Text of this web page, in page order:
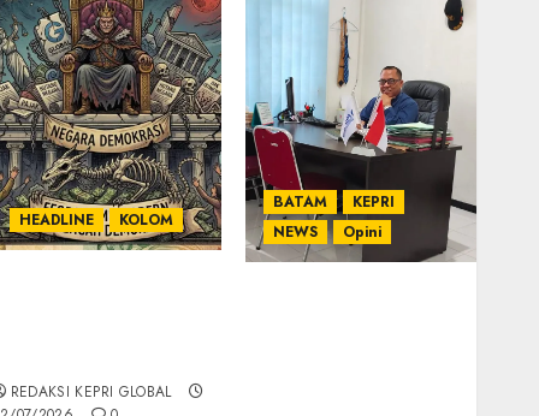
HEADLINE KOLOM
REDAKSI KEPRI GLOBAL
BATAM
KEPRI
NEWS
Opini